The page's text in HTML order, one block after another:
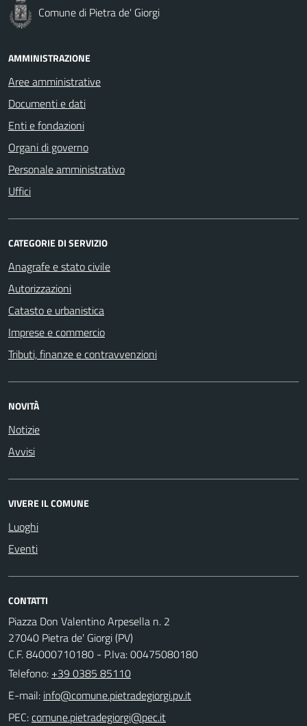
Comune di Pietra de' Giorgi
AMMINISTRAZIONE
Aree amministrative
Documenti e dati
Enti e fondazioni
Organi di governo
Personale amministrativo
Uffici
CATEGORIE DI SERVIZIO
Anagrafe e stato civile
Autorizzazioni
Catasto e urbanistica
Imprese e commercio
Tributi, finanze e contravvenzioni
NOVITÀ
Notizie
Avvisi
VIVERE IL COMUNE
Luoghi
Eventi
CONTATTI
Piazza Don Valentino Arpesella n. 2
27040 Pietra de' Giorgi (PV)
C.F. 84000710180 - P.Iva: 00475080180
Telefono: +39 0385 85110
E-mail:
PEC: